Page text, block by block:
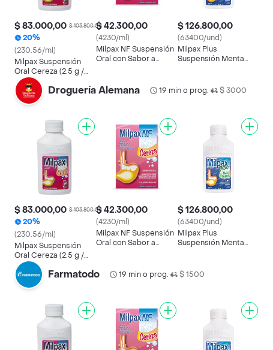
$ 83.000,00 $ 103.800,00
20%
(230.56/ml)
Milpax Suspensión
Oral Cereza (2.5 g /
2.67 g / 1.50 g)
$ 42.300,00
(4230/ml)
Milpax NF Suspensión
Oral con Sabor a
$ 126.800,00
(63400/und)
Milpax Plus
Suspensión Menta
Droguería Alemana 19 min o prog.• $ 3000
$ 83.000,00 $ 103.800,00
20%
(230.56/ml)
Milpax Suspensión
Oral Cereza (2.5 g /
2.67 g / 1.50 g)
$ 42.300,00
(4230/ml)
Milpax NF Suspensión
Oral con Sabor a
$ 126.800,00
(63400/und)
Milpax Plus
Suspensión Menta
Farmatodo 19 min o prog.• $ 1500